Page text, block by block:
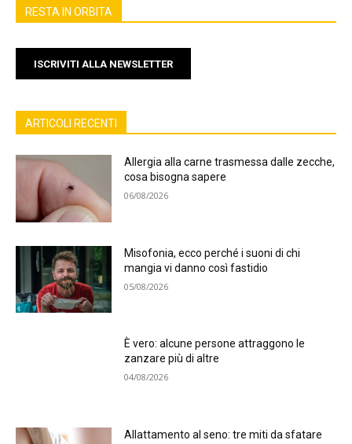
RESTA IN ORBITA
ISCRIVITI ALLA NEWSLETTER
ARTICOLI RECENTI
Allergia alla carne trasmessa dalle zecche,
cosa bisogna sapere
06/08/2026
Misofonia, ecco perché i suoni di chi
mangia vi danno così fastidio
05/08/2026
È vero: alcune persone attraggono le
zanzare più di altre
04/08/2026
Allattamento al seno: tre miti da sfatare